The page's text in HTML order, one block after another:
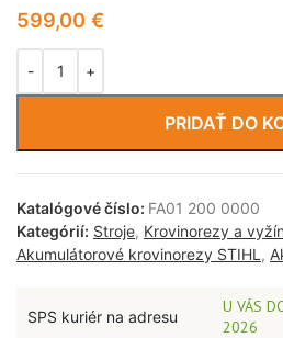
599,00 €
PRIDAŤ DO
Katalógové číslo: FA01 200 0000
Kategórií: Stroje, Krovinorezy a
Akumulátorové krovinorezy STIHL ,
SPS kuriér na adresu
U VÁS
2026